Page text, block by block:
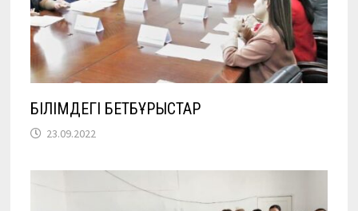
БІЛІМДЕГІ БЕТБҰРЫСТАР
23.09.2022